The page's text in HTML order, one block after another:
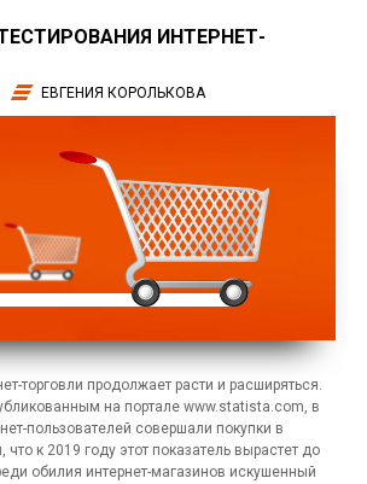
ИНТЕРНЕТ-
ЕВГЕНИЯ КОРОЛЬКОВА
торговли продолжает расти и расширяться.
на портале www.statista.com, в
пользователей совершали покупки в
к 2019 году этот показатель вырастет до
обилия интернет-магазинов искушенный